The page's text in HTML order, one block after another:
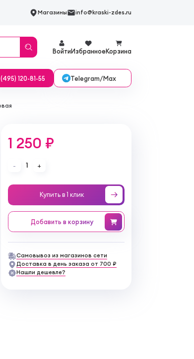
Магазины info@kraski-zdes.ru
ВойтиИзбранноеКорзина
120-81-55 Telegram/Max
1 250 ₽
- 1 +
Купить в 1 клик
Добавить в корзину
Самовывоз из магазинов сети
Доставка в день заказа от 700 ₽
Нашли дешевле?